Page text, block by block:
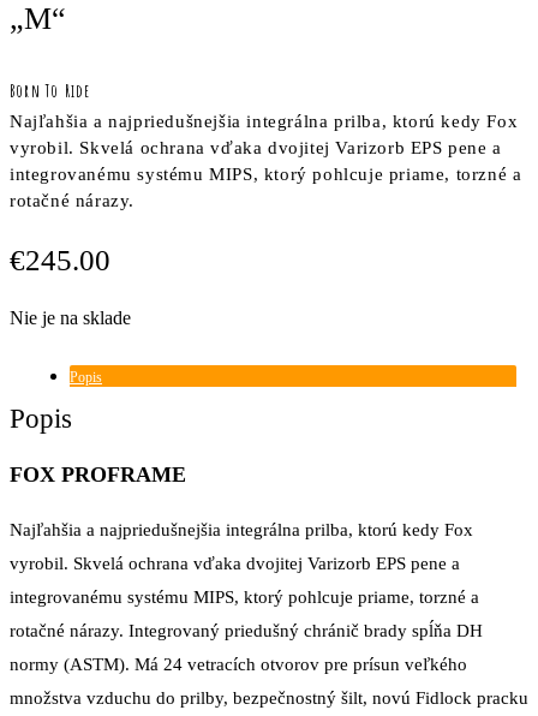
„M“
Born To Ride
Najľahšia a najpriedušnejšia integrálna prilba, ktorú kedy Fox
vyrobil. Skvelá ochrana vďaka dvojitej Varizorb EPS pene a
integrovanému systému MIPS, ktorý pohlcuje priame, torzné a
rotačné nárazy.
€245.00
Nie je na sklade
Popis
Popis
FOX PROFRAME
Najľahšia a najpriedušnejšia integrálna prilba, ktorú kedy Fox
vyrobil. Skvelá ochrana vďaka dvojitej Varizorb EPS pene a
integrovanému systému MIPS, ktorý pohlcuje priame, torzné a
rotačné nárazy. Integrovaný priedušný chránič brady spĺňa DH
normy (ASTM). Má 24 vetracích otvorov pre prísun veľkého
množstva vzduchu do prilby, bezpečnostný šilt, novú Fidlock pracku